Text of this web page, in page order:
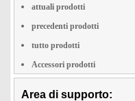
attuali prodotti
precedenti prodotti
tutto prodotti
Accessori prodotti
Area di supporto: